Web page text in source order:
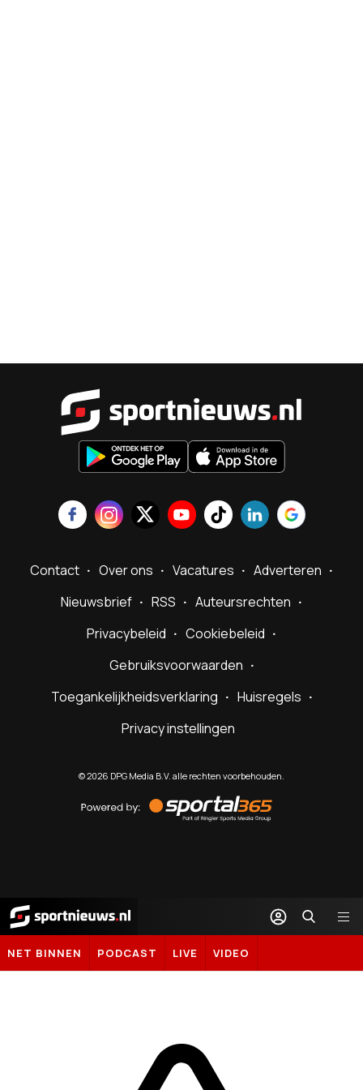
Contact Over ons Vacatures
Adverteren
Nieuwsbrief
RSS
Auteursrechten
Privacybeleid
Cookiebeleid
Gebruiksvoorwaarden
Toegankelijkheidsverklaring
Huisregels
Privacy instellingen
©2026 DPG Media B.V. alle rechten voorbehouden.
by
Sportal365
Sportnieuws.nl
NET BINNEN PODCAST LIVE VIDEO